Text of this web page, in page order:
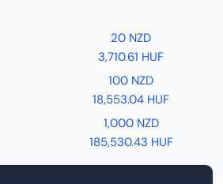
20 NZD
3,710.61 HUF
100 NZD
18,553.04 HUF
1,000 NZD
185,530.43 HUF